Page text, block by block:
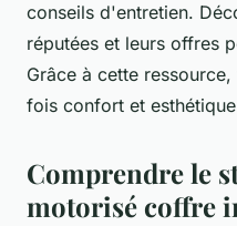
conseils d'entretien.
réputées et leurs offres
Grâce à cette
fois confort et
Comprendre le
motorisé coffre